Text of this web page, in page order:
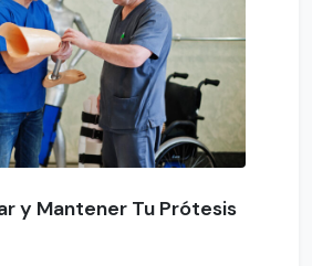
y Mantener Tu Prótesis